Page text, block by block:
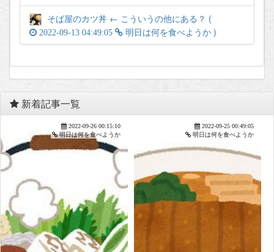
そば屋のカツ丼 ← こういうの他にある？ (
2022-09-13 04:49:05 明日は何を食べようか )
新着記事一覧
2022-09-26 00:15:10
明日は何を食べようか
2022-09-25 00:49:05
明日は何を食べようか